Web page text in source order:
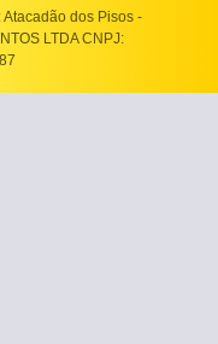
dos Pisos -
LTDA CNPJ: